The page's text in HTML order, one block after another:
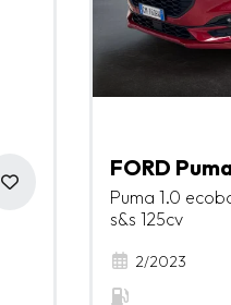
FORD
Puma 1.0
s&s 125cv
2/2023